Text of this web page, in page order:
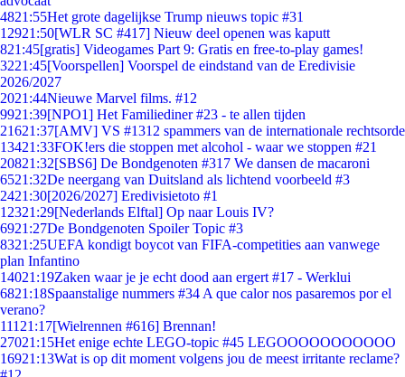
4821:55Het grote dagelijkse Trump nieuws topic #31
12921:50[WLR SC #417] Nieuw deel openen was kaputt
821:45[gratis] Videogames Part 9: Gratis en free-to-play games!
3221:45[Voorspellen] Voorspel de eindstand van de Eredivisie
2026/2027
2021:44Nieuwe Marvel films. #12
9921:39[NPO1] Het Familiediner #23 - te allen tijden
21621:37[AMV] VS #1312 spammers van de internationale rechtsorde
13421:33FOK!ers die stoppen met alcohol - waar we stoppen #21
20821:32[SBS6] De Bondgenoten #317 We dansen de macaroni
6521:32De neergang van Duitsland als lichtend voorbeeld #3
2421:30[2026/2027] Eredivisietoto #1
12321:29[Nederlands Elftal] Op naar Louis IV?
6921:27De Bondgenoten Spoiler Topic #3
8321:25UEFA kondigt boycot van FIFA-competities aan vanwege
plan Infantino
14021:19Zaken waar je je echt dood aan ergert #17 - Werklui
6821:18Spaanstalige nummers #34 A que calor nos pasaremos por el
verano?
111 21:17[Wielrennen #616] Brennan!
27021:15Het enige echte LEGO-topic #45 LEGOOOOOOOOOOO
16921:13Wat is op dit moment volgens jou de meest irritante reclame?